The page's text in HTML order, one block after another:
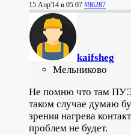
15 Апр'14 в 05:07 #96287
kaifsheg
Мельниково
Не помню что там ПУЭ
таком случае думаю
зрения нагрева
проблем не будет.